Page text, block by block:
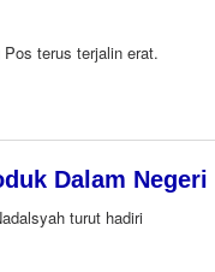
terus terjalin erat.
Dalam Negeri
turut hadiri